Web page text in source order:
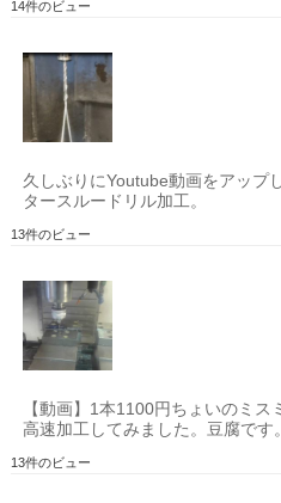
14件のビュー
久しぶりにYoutube動画をアップ
タースルードリル加工。
13件のビュー
【動画】1本1100円ちょいのミ
高速加工してみました。豆腐です。
13件のビュー